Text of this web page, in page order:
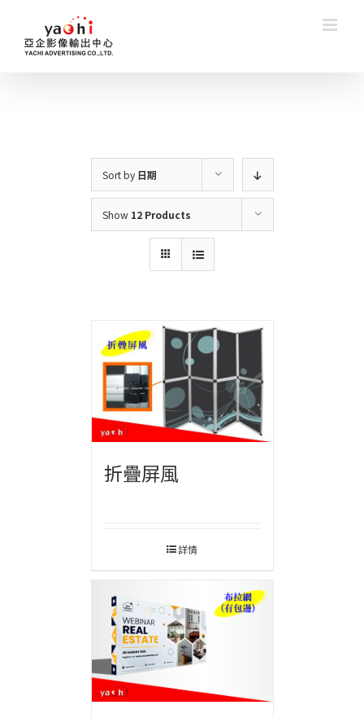
content
Sort by 日期
Show 12 Products
折疊屏風
詳情